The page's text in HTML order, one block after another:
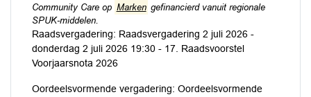
Community Care op Marken gefinancierd vanuit regionale
SPUK-middelen.
Raadsvergadering: Raadsvergadering 2 juli 2026 -
donderdag 2 juli 2026 19:30 - 17. Raadsvoorstel
Voorjaarsnota 2026
Oordeelsvormende vergadering: Oordeelsvormende